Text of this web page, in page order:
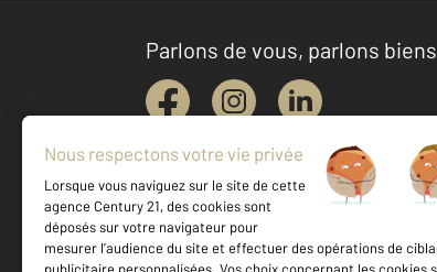
Parlons de vous, parlons biens